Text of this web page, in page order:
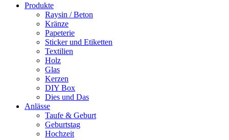
Produkte
Raysin / Beton
Kränze
Papeterie
Sticker und Etiketten
Textilien
Holz
Glas
Kerzen
DIY Box
Dies und Das
Anlässe
Taufe & Geburt
Geburtstag
Hochzeit